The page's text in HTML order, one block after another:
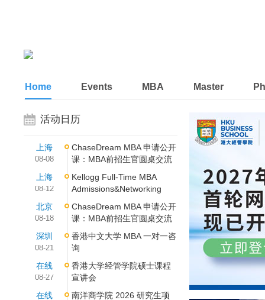
Home Events MBA Master
活动日历
上海
08-08
ChaseDream MBA 申请公开
课：MBA前招生官圆桌交流
上海
08-12
Kellogg Full-Time MBA
Admissions&Networking
北京
08-18
ChaseDream MBA 申请公开
课：MBA前招生官圆桌交流
深圳
08-21
香港中文大学 MBA 一对一咨
询
在线
08-27
香港大学经管学院硕士课程
宣讲会
在线
南洋商学院 2026 研究生项